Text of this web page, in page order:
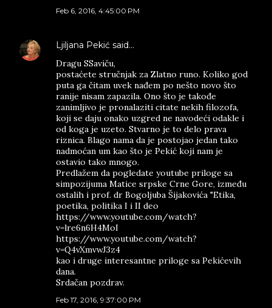
Feb 6, 2016, 4:45:00 PM
Ljiljana Pekić said…
Dragu SSaviču,
postaćete stručnjak za Zlatno runo. Koliko god
puta ga čitam uvek nađem po nešto novo što
ranije nisam zapazila. Ono što je takođe
zanimljivo je pronalaziti citate nekih filozofa,
koji se daju onako uzgred ne navodeći odakle i
od koga je uzeto. Stvarno je to delo prava
riznica. Blago nama da je postojao jedan tako
nadmoćan um kao što je Pekić koji nam je
ostavio tako mnogo.
Predlažem da pogledate youtube priloge sa
simpozijuma Matice srpske Crne Gore, između
ostalih i prof. dr Bogoljuba Šijakovića "Etika,
poetika, politika I i II deo
https://www.youtube.com/watch?
v=lre6n6H4MoI
https://www.youtube.com/watch?
v=Q4vXmvwJ3z4
kao i druge interesantne priloge sa Pekićevih
dana.
Srdačan pozdrav.
Feb 17, 2016, 9:37:00 PM